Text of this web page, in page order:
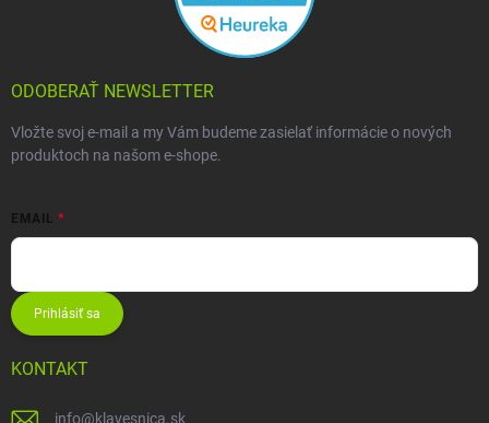
ODOBERAŤ NEWSLETTER
Vložte svoj e-mail a my Vám budeme zasielať informácie o nových
produktoch na našom e-shope.
EMAIL
Prihlásiť sa
KONTAKT
info@klavesnica.sk